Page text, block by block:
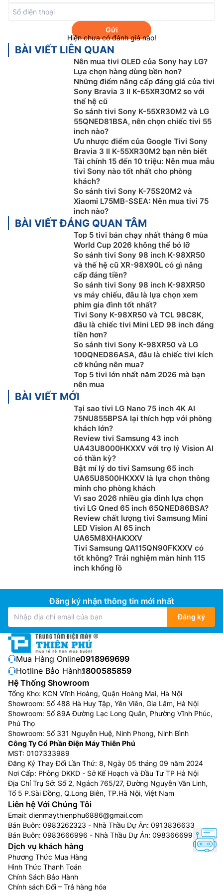
bằng AI, giúp phát hiện và phân tích dữ liệu với độ
chính xác hoàn hảo, sau đó tối ưu hóa hình ảnh để
mang đến độ chận thực tuyệt đỉnh.
Hệ điều hành Google tivi
98 Inch 4K K-98XR50 được trang bị
hệ điều hành Google tivi, bạn có thể duyệt tìm trong
hơn 400.000 bộ phim và tập chương trình truyền hình
trên khắp các dịch vụ truyền hình trực tuyến, tập hợp
tại một nơi, sắp xếp theo chủ đề và thể loại dựa trên
nội dung bạn quan tâm.
Công nghệ hình ảnh trên google tivi Sony
4K K-98XR50
Sáng sủa, tuyệt đẹp và tràn đầy sức sống. Googletivi
K-98XR50 mang đến màu sắc rực rỡ và độ
tương phản chi tiết, tạo cảm giác sống động và hấp
dẫn cho từng khung hình, bất kể bạn xem nội dung gì.
Công nghệ màn hình chuyên nghiệp cốt lõi.
Từng khoảnh khắc đều sống động. Tương tự công
nghệ điều khiển đèn nền cốt lõi được dùng trong các
màn hình chuyên dụng (màn hình chuyên nghiệp) của
Sony, XR Backlight Master Drive sử dụng thuật toán
làm mờ cục bộ độc đáo để điều khiển chính xác hàng
nghìn đèn LED, giúp mang đến độ tương phản tuyệt
đẹp. Tivi Sony 4K K-98XR50 này bắt trọn ánh sáng và
bóng tối tuyệt đẹp với hiệu ứng chuyển tông màu
chính xác, từ đổ bóng khuôn mặt tinh tế đến các điểm
sáng nổi bật
Hình ảnh sắc nét. Với công nghệ AI.
Chiêm ngưỡng từng chi tiết. Bằng cách điều chỉnh quá
Gửi
Hiện chưa có đánh giá nào!
BÀI VIẾT LIÊN QUAN
Nên mua tivi OLED của Sony hay LG?
Lựa chọn hàng dùng bền hơn?
Những điểm nâng cấp đáng giá của tivi
Sony Bravia 3 II K-65XR30M2 so với
thế hệ cũ
So sánh tivi Sony K-55XR30M2 và LG
55QNED81BSA, nên chọn chiếc tivi 55
inch nào?
Ưu nhược điểm của Google Tivi Sony
Bravia 3 II K-55XR30M2 bạn nên biết
Tài chính 15 đến 10 triệu: Nên mua mẫu
tivi Sony nào tốt nhất cho phòng
khách?
So sánh tivi Sony K-75S20M2 và
Xiaomi L75MB-SSEA: Nên mua tivi 75
inch nào?
BÀI VIẾT ĐÁNG QUAN TÂM
Top 5 tivi bán chạy nhất tháng 6 mùa
World Cup 2026 không thể bỏ lỡ
So sánh tivi Sony 98 inch K-98XR50
và thế hệ cũ XR-98X90L có gì nâng
cấp đáng tiền?
So sánh tivi Sony 98 inch K-98XR50
vs máy chiếu, đâu là lựa chọn xem
phim gia đình tốt nhất?
Tivi Sony K-98XR50 và TCL 98C8K,
đâu là chiếc tivi Mini LED 98 inch đáng
tiền hơn?
So sánh tivi Sony K-98XR50 và LG
100QNED86ASA, đâu là chiếc tivi kích
cỡ khủng nên mua?
Top 5 tivi lớn nhất năm 2026 mà bạn
nên mua
BÀI VIẾT MỚI
Tại sao tivi LG Nano 75 inch 4K AI
75NU855BPSA lại thích hợp với phòng
khách lớn?
Review tivi Samsung 43 inch
UA43U8000HKXXV với trợ lý Vision AI
có thần kỳ?
Bật mí lý do tivi Samsung 65 inch
UA65U8500HKXXV là lựa chọn thông
minh cho phòng khách
Vì sao 2026 nhiều gia đình lựa chọn
tivi LG Qned 65 inch 65QNED86BSA?
Review chất lượng tivi Samsung Mini
LED Vision AI 65 inch
UA65M8XHAKXXV
Tivi Samsung QA115QN90FKXXV có
tốt không? Trải nghiệm màn hình 115
inch khổng lồ
Đăng ký nhận thông tin mới nhất
Đăng ký
Mua Hàng Online:0918969699
Hotline Bảo Hành:1800585859
Hệ Thống Showroom
Tổng Kho: KCN Vĩnh Hoàng, Quận Hoàng Mai, Hà Nội
Showroom: Số 488 Hà Huy Tập, Yên Viên, Gia Lâm, Hà Nội
Showroom: Số 89A Đường Lạc Long Quân, Phường Vĩnh Phúc,
Phú Thọ
Showroom: Số 331 Nguyễn Huệ, Ninh Phong, Ninh Bình
Công Ty Cổ Phần Điện Máy Thiên Phú
MST: 0107333989
Đăng Ký Thay Đổi Lần Thứ: 8, Ngày 05 tháng 09 năm 2024
Nơi Cấp: Phòng DKKD - Sở Kế Hoạch và Đầu Tư TP Hà Nội
Địa Chỉ Trụ Sở: Số 2, Ngách 765/27, Đường Nguyễn Văn Linh,
Tổ 5 P.Sài Đồng, Q.Long Biên, TP.Hà Nội, Việt Nam
Liên hệ Với Chúng Tôi
Email: dienmaythienphu6886@gmail.com
Bán Buôn: 0983262323 - Nhà Thầu Dự Án: 0913836633
Bán Buôn: 0983666996 - Nhà Thầu Dự Án: 0983666996
Dịch vụ khách hàng
Phương Thức Mua Hàng
Hình Thức Thanh Toán
Chính Sách Bảo Hành
Chính sách Đổi – Trả hàng hóa